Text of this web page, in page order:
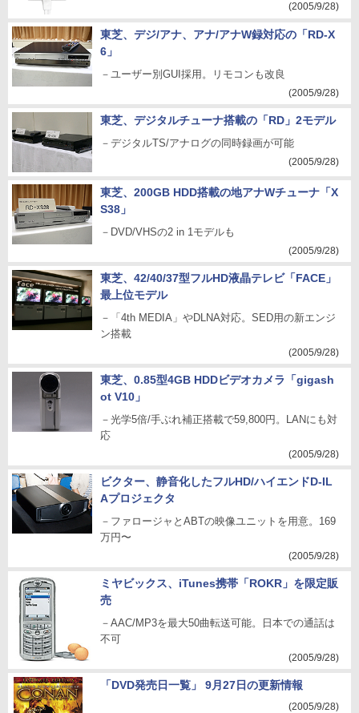
(2005/9/28)
東芝、デジ/アナ、アナ/アナW録対応の「RD-X
6」
－ユーザー別GUI採用。リモコンも改良
(2005/9/28)
東芝、デジタルチューナ搭載の「RD」2モデル
－デジタルTS/アナログの同時録画が可能
(2005/9/28)
東芝、200GB HDD搭載の地アナWチューナ「X
S38」
－DVD/VHSの2 in 1モデルも
(2005/9/28)
東芝、42/40/37型フルHD液晶テレビ「FACE」
最上位モデル
－「4th MEDIA」やDLNA対応。SED用の新エンジ
ン搭載
(2005/9/28)
東芝、0.85型4GB HDDビデオカメラ「gigash
ot V10」
－光学5倍/手ぶれ補正搭載で59,800円。LANにも対
応
(2005/9/28)
ビクター、静音化したフルHD/ハイエンドD-IL
Aプロジェクタ
－ファロージャとABTの映像ユニットを用意。169
万円〜
(2005/9/28)
ミヤビックス、iTunes携帯「ROKR」を限定販
売
－AAC/MP3を最大50曲転送可能。日本での通話は
不可
(2005/9/28)
「DVD発売日一覧」 9月27日の更新情報
(2005/9/28)